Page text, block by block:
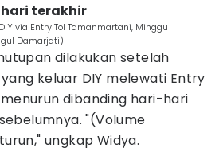
terakhir
via Entry Tol Tamanmartani, Minggu
Damarjati)
dilakukan setelah
keluar DIY melewati Entry
dibanding hari-hari
"(Volume
ungkap Widya.